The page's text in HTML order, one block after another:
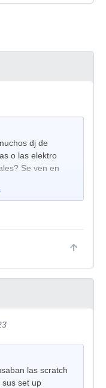
dj de
o las elektro
Se ven en
las scratch
sus set up